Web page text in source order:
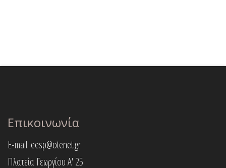
Επικοινωνία
E-mail: eesp@otenet.gr
Πλατεία Γεωργίου Α' 25